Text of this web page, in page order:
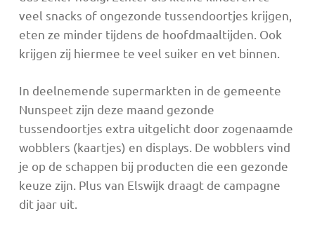
veel snacks of ongezonde tussendoortjes krijgen,
eten ze minder tijdens de hoofdmaaltijden. Ook
krijgen zij hiermee te veel suiker en vet binnen.
In deelnemende supermarkten in de gemeente
Nunspeet zijn deze maand gezonde
tussendoortjes extra uitgelicht door zogenaamde
wobblers (kaartjes) en displays. De wobblers vind
je op de schappen bij producten die een gezonde
keuze zijn. Plus van Elswijk draagt de campagne
dit jaar uit.